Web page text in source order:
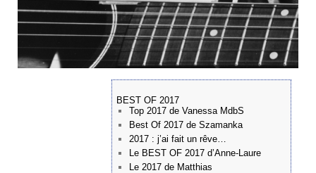
BEST OF 2017
Top 2017 de Vanessa MdbS
Best Of 2017 de Szamanka
2017 : j’ai fait un rêve…
Le BEST OF 2017 d’Anne-Laure
Le 2017 de Matthias